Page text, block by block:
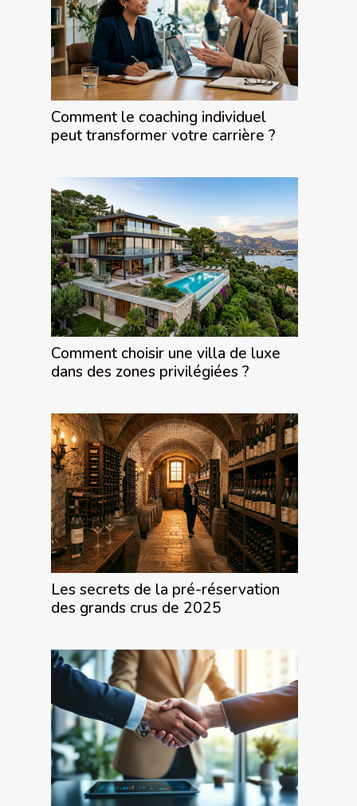
Comment le coaching individuel
peut transformer votre carrière ?
Comment choisir une villa de luxe
dans des zones privilégiées ?
Les secrets de la pré-réservation
des grands crus de 2025